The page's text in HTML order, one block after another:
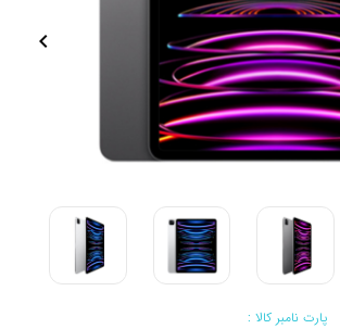
chevron_left
پارت نامبر کالا :